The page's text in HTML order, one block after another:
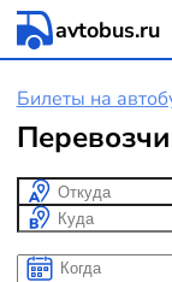
avtobus.ru
Билеты на
Откуда
Куда
Когда
Когда